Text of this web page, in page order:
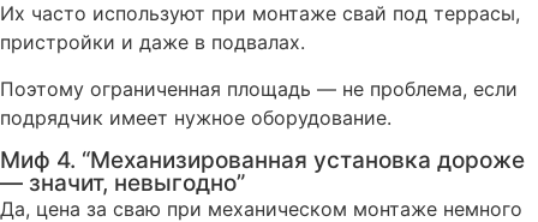
Их часто используют при монтаже свай под террасы,
пристройки и даже в подвалах.
Поэтому ограниченная площадь — не проблема, если
подрядчик имеет нужное оборудование.
Миф 4. “Механизированная установка дороже
— значит, невыгодно”
Да, цена за сваю при механическом монтаже немного